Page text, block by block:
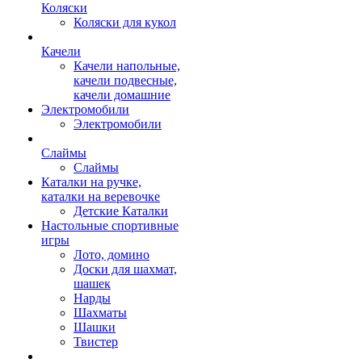
Коляски
Коляски для кукол
Качели
Качели напольные,
качели подвесные,
качели домашние
Электромобили
Электромобили
Слаймы
Слаймы
Каталки на ручке,
каталки на веревочке
Детские Каталки
Настольные спортивные
игры
Лото, домино
Доски для шахмат,
шашек
Нарды
Шахматы
Шашки
Твистер